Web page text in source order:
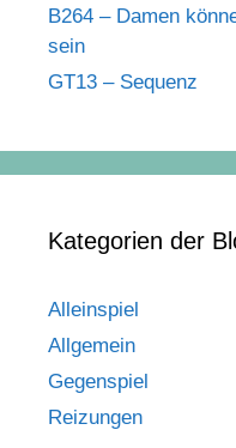
B264 – Damen
sein
GT13 – Sequenz
Kategorien der
Alleinspiel
Allgemein
Gegenspiel
Reizungen